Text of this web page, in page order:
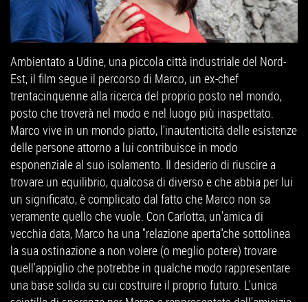
Ambientato a Udine, una piccola città industriale del Nord-
Est, il film segue il percorso di Marco, un ex-chef
trentacinquenne alla ricerca del proprio posto nel mondo,
posto che troverà nel modo e nel luogo più inaspettato.
Marco vive in un mondo piatto, l'inautenticità delle esistenze
delle persone attorno a lui contribuisce in modo
esponenziale al suo isolamento. Il desiderio di riuscire a
trovare un equilibrio, qualcosa di diverso e che abbia per lui
un significato, è complicato dal fatto che Marco non sa
veramente quello che vuole. Con Carlotta, un'amica di
vecchia data, Marco ha una "relazione aperta"che sottolinea
la sua ostinazione a non volere (o meglio potere) trovare
quell'appiglio che potrebbe in qualche modo rappresentare
una base solida su cui costruire il proprio futuro. L'unica